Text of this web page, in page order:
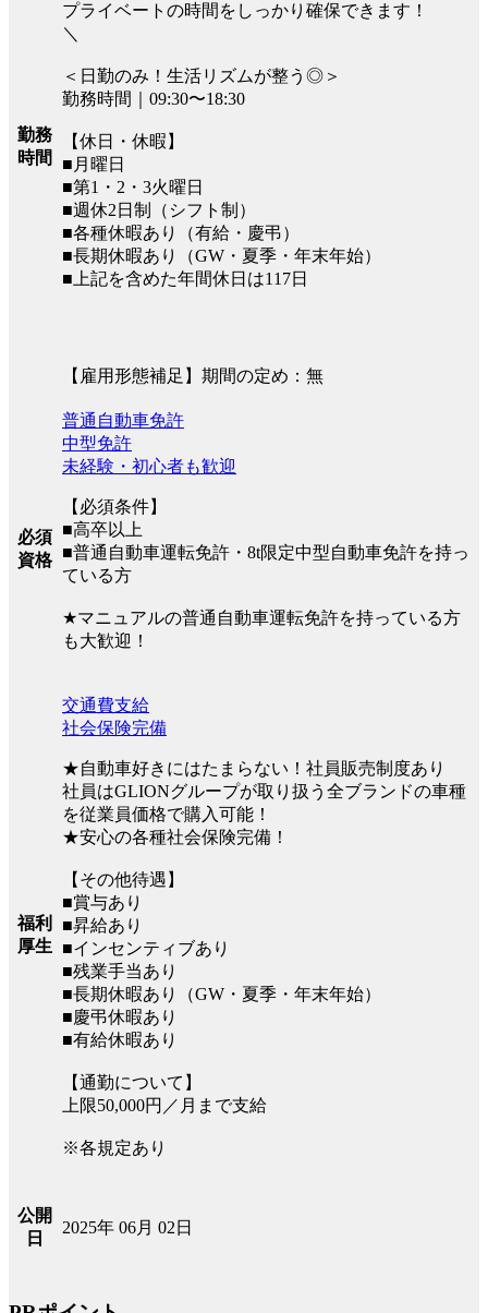
勤務
時間
プライベートの時間をしっかり確保できます！
＼
＜日勤のみ！生活リズムが整う◎＞
勤務時間｜09:30〜18:30
【休日・休暇】
■月曜日
■第1・2・3火曜日
■週休2日制（シフト制）
■各種休暇あり（有給・慶弔）
■長期休暇あり（GW・夏季・年末年始）
■上記を含めた年間休日は117日
【雇用形態補足】期間の定め：無
必須
資格
普通自動車免許
中型免許
未経験・初心者も歓迎
【必須条件】
■高卒以上
■普通自動車運転免許・8t限定中型自動車免許を持っ
ている方
★マニュアルの普通自動車運転免許を持っている方
も大歓迎！
福利
厚生
交通費支給
社会保険完備
★自動車好きにはたまらない！社員販売制度あり
社員はGLIONグループが取り扱う全ブランドの車種
を従業員価格で購入可能！
★安心の各種社会保険完備！
【その他待遇】
■賞与あり
■昇給あり
■インセンティブあり
■残業手当あり
■長期休暇あり（GW・夏季・年末年始）
■慶弔休暇あり
■有給休暇あり
【通勤について】
上限50,000円／月まで支給
※各規定あり
公開
日
2025年 06月 02日